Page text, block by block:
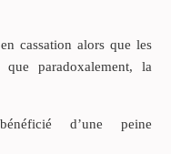
cassation alors que les
paradoxalement, la
d’une peine